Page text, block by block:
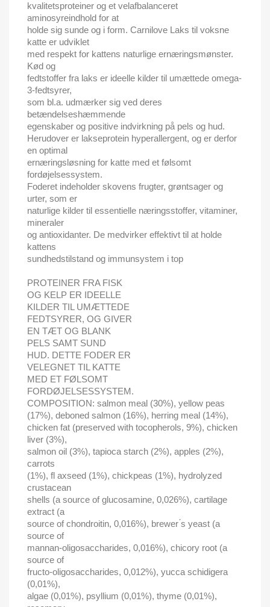
kvalitetsproteiner og et velafbalanceret
aminosyreindhold for at
holde sig sunde og i form. Carnilove Laks til voksne
katte er udviklet
med respekt for kattens naturlige ernæringsmønster.
Kød og
fedtstoffer fra laks er ideelle kilder til umættede omega-
3-fedtsyrer,
som bl.a. udmærker sig ved deres
betændelseshæmmende
egenskaber og positive indvirkning på pels og hud.
Herudover er lakseprotein hyperallergent, og er derfor
en optimal
ernæringsløsning for katte med et følsomt
fordøjelsessystem.
Foderet indeholder skovens frugter, grøntsager og
urter, som er
naturlige kilder til essentielle næringsstoffer, vitaminer,
mineraler
og antioxidanter. De medvirker effektivt til at holde
kattens
sundhedstilstand og immunsystem i top
PROTEINER FRA FISK
OG KELP ER IDEELLE
KILDER TIL UMÆTTEDE
FEDTSYRER, OG GIVER
EN TÆT OG BLANK
PELS SAMT SUND
HUD. DETTE FODER ER
VELEGNET TIL KATTE
MED ET FØLSOMT
FORDØJELSESSYSTEM.
COMPOSITION: salmon meal (30%), yellow peas
(17%), deboned salmon (16%), herring meal (14%),
chicken fat (preserved with tocopherols, 9%), chicken
liver (3%),
salmon oil (3%), tapioca starch (2%), apples (2%),
carrots
(1%), fl axseed (1%), chickpeas (1%), hydrolyzed
crustacean
shells (a source of glucosamine, 0,026%), cartilage
extract (a
source of chondroitin, 0,016%), brewer ́s yeast (a
source of
mannan-oligosaccharides, 0,016%), chicory root (a
source of
fructo-oligosaccharides, 0,012%), yucca schidigera
(0,01%),
algae (0,01%), psyllium (0,01%), thyme (0,01%),